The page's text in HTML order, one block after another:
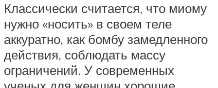
Классически считается, что миому
нужно «носить» в своем теле
аккуратно, как бомбу замедленного
действия, соблюдать массу
ограничений. У современных